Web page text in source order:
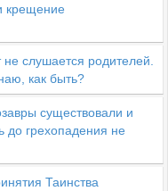
крещение
слушается родителей.
как быть?
существовали и
до грехопадения не
Таинства